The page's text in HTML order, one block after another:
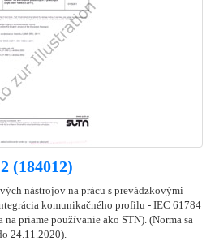
(184012)
nástrojov na prácu s prevádzkovými
komunikačného profilu - IEC 61784
na priame používanie ako STN). (Norma sa
24.11.2020).